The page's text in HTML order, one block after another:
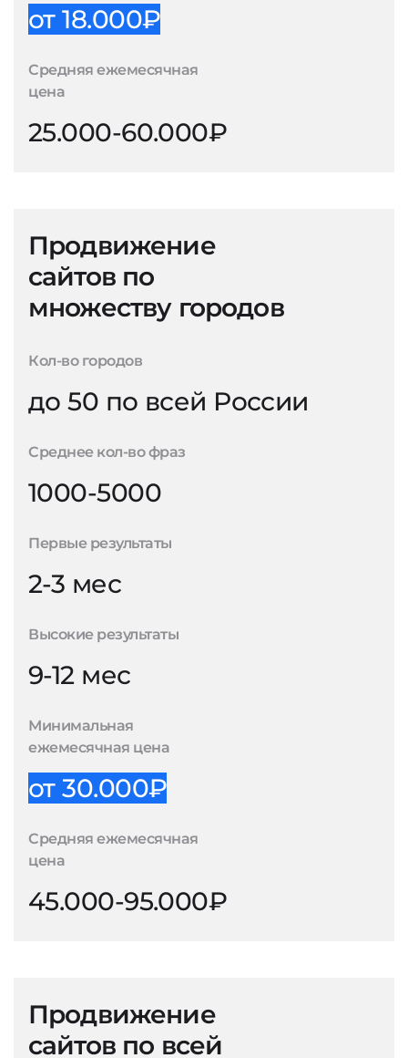
от 18.000₽
Средняя ежемесячная
цена
25.000-60.000₽
Продвижение
сайтов по
множеству городов
Кол-во городов
до 50 по всей России
Среднее кол-во фраз
1000-5000
Первые результаты
2-3 мес
Высокие результаты
9-12 мес
Минимальная
ежемесячная цена
от 30.000₽
Средняя ежемесячная
цена
45.000-95.000₽
Продвижение
сайтов по всей